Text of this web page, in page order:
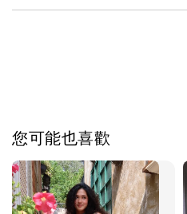
您可能也喜歡